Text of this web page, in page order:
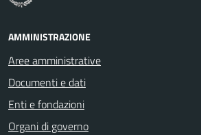
AMMINISTRAZIONE
Aree amministrative
Documenti e dati
Enti e fondazioni
Organi di governo